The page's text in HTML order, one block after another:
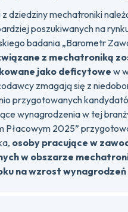
z dziedziny mechatroniki
poszukiwanych na
badania „Barometr
z mechatroniką
jako deficytowe w
zmagają się z
przygotowanych
wynagrodzenia w tej
Płacowym 2025”
osoby pracujące w
w obszarze
na wzrost wynagrodzeń